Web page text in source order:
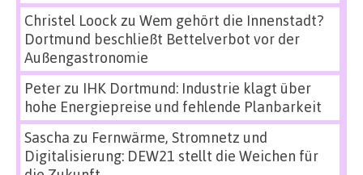
Christel Loock zu Wem gehört die Innenstadt?
Dortmund beschließt Bettelverbot vor der
Außengastronomie
Peterzu IHK Dortmund: Industrie klagt über
hohe Energiepreise und fehlende Planbarkeit
Sascha zu Fernwärme, Stromnetz und
Digitalisierung: DEW21 stellt die Weichen für